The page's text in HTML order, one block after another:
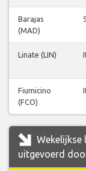
Barajas
(MAD)
Linate (LIN)
Fiumicino
(FCO)
uitgevoerd